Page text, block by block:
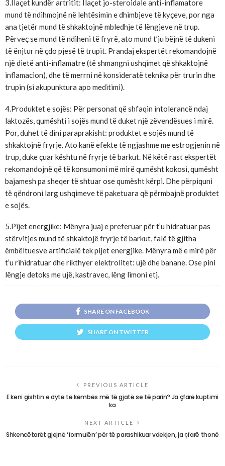
3.Ilaçet kundër artritit: Ilaçet jo-steroidale anti-inflamatore
mund të ndihmojnë në lehtësimin e dhimbjeve të kyçeve, por nga
ana tjetër mund të shkaktojnë mbledhje të lëngjeve në trup.
Përveç se mund të ndiheni të fryrë, ato mund t’ju bëjnë të dukeni
të ënjtur në çdo pjesë të trupit. Prandaj ekspertët rekomandojnë
një dietë anti-inflamatre (të shmangni ushqimet që shkaktojnë
inflamacion), dhe të merrni në konsideratë teknika për trurin dhe
trupin (si akupunktura apo meditimi).
4.Produktet e sojës: Për personat që shfaqin intolerancë ndaj
laktozës, qumështi i sojës mund të duket një zëvendësues i mirë.
Por, duhet të dini paraprakisht: produktet e sojës mund të
shkaktojnë fryrje. Ato kanë efekte të ngjashme me estrogjenin në
trup, duke çuar kështu në fryrje të barkut. Në këtë rast ekspertët
rekomandojnë që të konsumoni më mirë qumësht kokosi, qumësht
bajamesh pa sheqer të shtuar ose qumësht kërpi. Dhe përpiquni
të qëndroni larg ushqimeve të paketuara që përmbajnë produktet
e sojës.
5.Pijet energjike: Mënyra juaj e preferuar për t’u hidratuar pas
stërvitjes mund të shkaktojë fryrje të barkut, falë të gjitha
ëmbëltuesve artificialë tek pijet energjike. Mënyra më e mirë për
t’u rihidratuar dhe rikthyer elektrolitet: ujë dhe banane. Ose pini
lëngje detoks me ujë, kastravec, lëng limoni etj.
SHARE ON FACEBOOK
SHARE ON TWITTER
PREVIOUS ARTICLE
E keni gishtin e dytë të këmbës më të gjatë se të parin? Ja çfarë kuptimi
ka
NEXT ARTICLE
Shkencëtarët gjejnë ‘formulën’ për të parashikuar vdekjen, ja çfarë thonë